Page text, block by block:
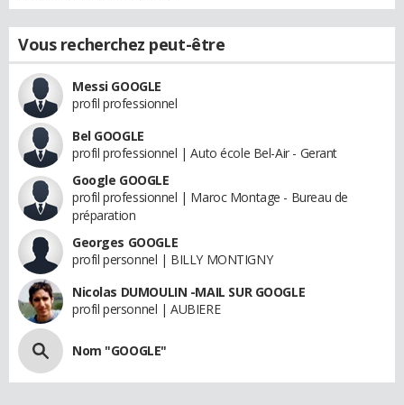
Vous recherchez peut-être
Messi GOOGLE
profil professionnel
Bel GOOGLE
profil professionnel | Auto école Bel-Air - Gerant
Google GOOGLE
profil professionnel | Maroc Montage - Bureau de
préparation
Georges GOOGLE
profil personnel | BILLY MONTIGNY
Nicolas DUMOULIN -MAIL SUR GOOGLE
profil personnel | AUBIERE
Nom "GOOGLE"